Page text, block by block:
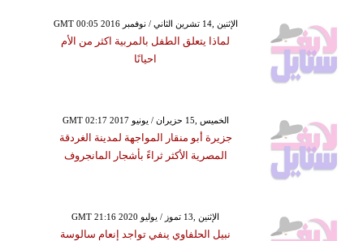
GMT 00:05 2016 الإثنين ,14 تشرين الثاني / نوفمبر
لماذا يتعلق الطفل بالمربية اكثر من الأم
احيانًا
GMT 02:17 2017 الخميس ,15 حزيران / يونيو
جزيرة أبو منقار المواجهة لمدينة الغردقة
المصرية الأكثر ثراءً بأشجار المانجروف
GMT 21:16 2020 الإثنين ,13 تموز / يوليو
نبيل الحلفاوي ينفي تواجد إنعام سالوسة